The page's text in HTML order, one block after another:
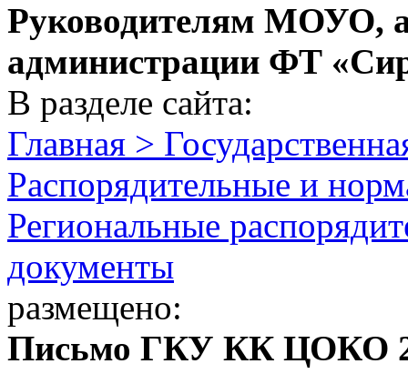
Руководителям МОУО,
администрации ФТ
В разделе сайта:
Главная >
Распорядительные и
Региональные
документы
размещено:
Письмо ГКУ КК ЦОКО